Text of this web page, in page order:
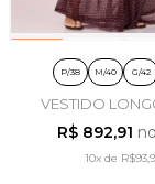
P/38 M/40 G/42
VESTIDO
POÁS EM TULE
MARROM -
R$ 892,91
10xde